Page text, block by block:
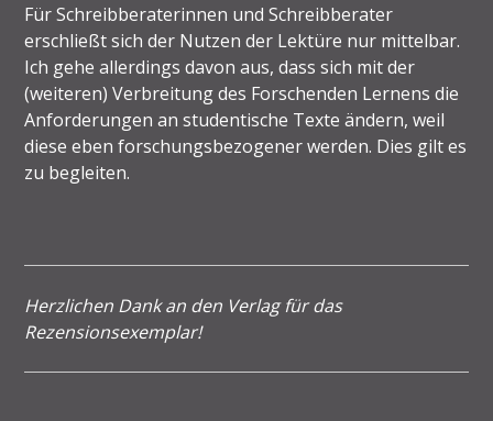
Für Schreibberaterinnen und Schreibberater
erschließt sich der Nutzen der Lektüre nur mittelbar.
Ich gehe allerdings davon aus, dass sich mit der
(weiteren) Verbreitung des Forschenden Lernens die
Anforderungen an studentische Texte ändern, weil
diese eben forschungsbezogener werden. Dies gilt es
zu begleiten.
Herzlichen Dank an den Verlag für das
Rezensionsexemplar!